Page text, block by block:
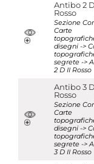
Antibo 2
Rosso
Sezione
Carte
disegni ->
segrete ->
2 D II Rosso
Antibo 3
Rosso
Sezione
Carte
disegni ->
segrete ->
3 D II Rosso